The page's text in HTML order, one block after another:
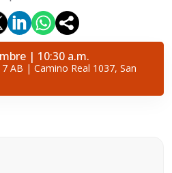
| 10:30 a.m.
7 AB | Camino Real 1037, San